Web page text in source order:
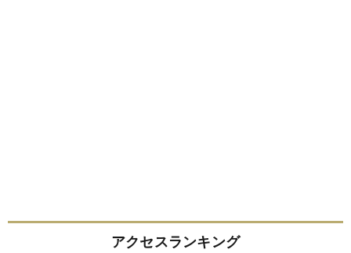
アクセスランキング